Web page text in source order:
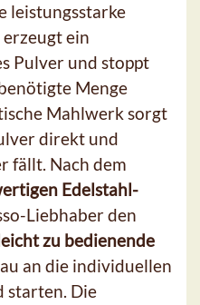
leistungsstarke
ein
Pulver und stoppt
Menge
Mahlwerk sorgt
direkt und
fällt. Nach dem
Edelstahl-
Liebhaber den
zu bedienende
an die individuellen
starten. Die